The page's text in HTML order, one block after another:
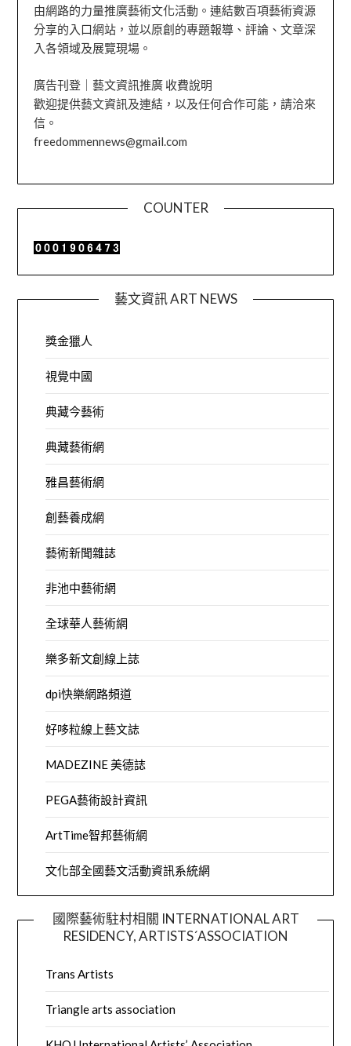
由網路的力量推廣藝術文化活動。連結數百項藝術資源
分享的入口網站，並以原創的專題報導、評論、文章深
入各領域及展覽現場。
廣告刊登｜藝文資訊推廣 收費說明
歡迎提供藝文資訊及連結，以及任何合作可能，請洽來
信。
freedommennews@gmail.com
COUNTER
藝文資訊 ART NEWS
獎金獵人
視覺中國
典藏今藝術
典藏藝術網
雅昌藝術網
創藝養成網
藝術新聞雜誌
非池中藝術網
全球華人藝術網
樂多新文創線上誌
dpi快樂網路頻道
好哆粒線上藝文誌
MADEZINE 美德誌
PEGA藝術設計資訊
ArtTime智邦藝術網
文化部全國藝文活動資訊系統網
國際藝術駐村相關 INTERNATIONAL ART
RESIDENCY, ARTISTS´ASSOCIATION
Trans Artists
Triangle arts association